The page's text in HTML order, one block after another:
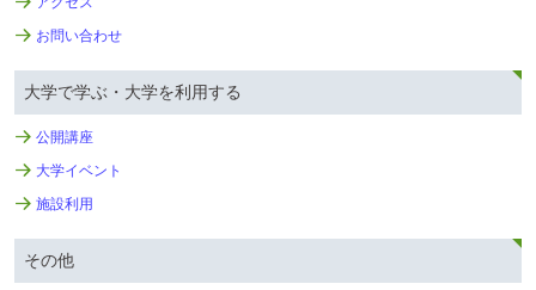
お問い合わせ
大学で学ぶ・大学を利用する
公開講座
大学イベント
施設利用
その他